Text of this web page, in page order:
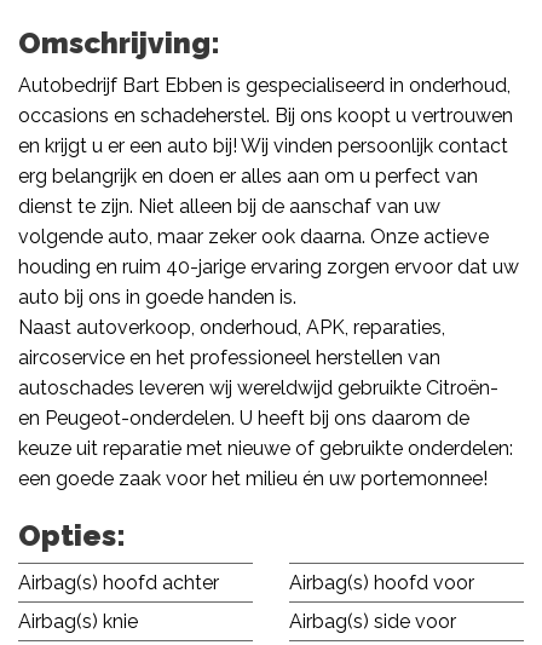
Omschrijving:
Autobedrijf Bart Ebben is gespecialiseerd in onderhoud,
occasions en schadeherstel. Bij ons koopt u vertrouwen
en krijgt u er een auto bij! Wij vinden persoonlijk contact
erg belangrijk en doen er alles aan om u perfect van
dienst te zijn. Niet alleen bij de aanschaf van uw
volgende auto, maar zeker ook daarna. Onze actieve
houding en ruim 40-jarige ervaring zorgen ervoor dat uw
auto bij ons in goede handen is.
Naast autoverkoop, onderhoud, APK, reparaties,
aircoservice en het professioneel herstellen van
autoschades leveren wij wereldwijd gebruikte Citroën-
en Peugeot-onderdelen. U heeft bij ons daarom de
keuze uit reparatie met nieuwe of gebruikte onderdelen:
een goede zaak voor het milieu én uw portemonnee!
Opties:
Airbag(s) hoofd achter
Airbag(s) hoofd voor
Airbag(s) knie
Airbag(s) side voor